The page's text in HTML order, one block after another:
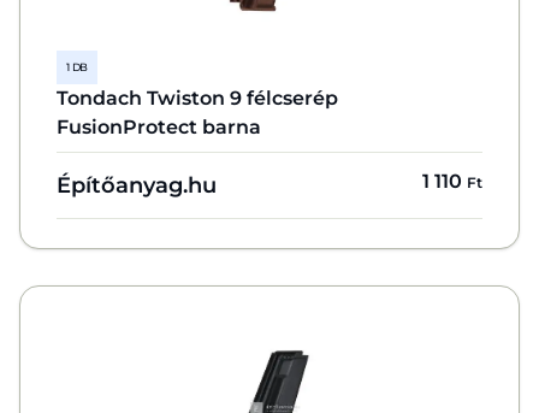
1 DB
Tondach Twiston 9 félcserép
FusionProtect barna
Építőanyag.hu 1 110 Ft